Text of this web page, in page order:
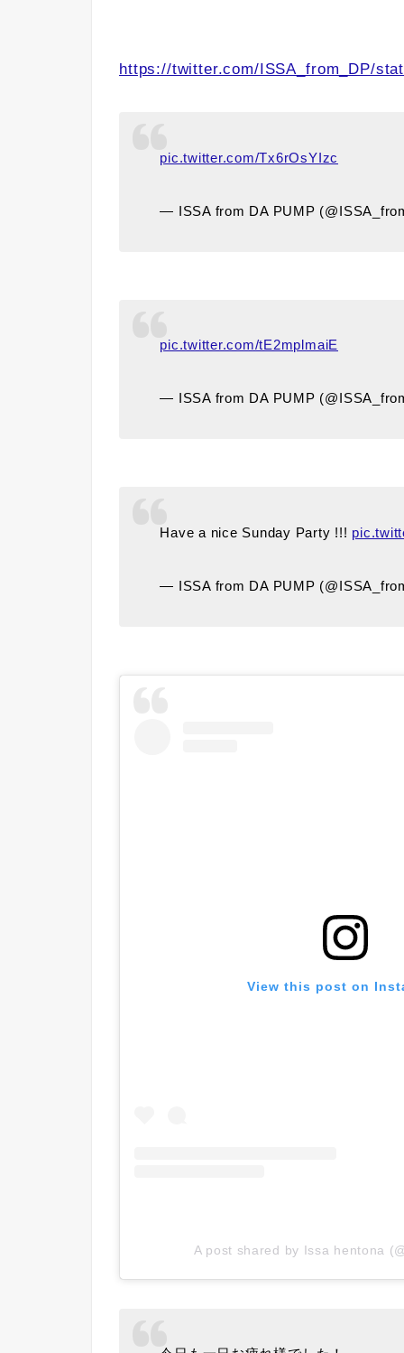
https://twitter.com/ISSA_from_DP/
pic.twitter.com/Tx6rOsYIzc
— ISSA from DA PUMP
pic.twitter.com/tE2mplmaiE
— ISSA from DA PUMP
Have a nice Sunday Party !!!
— ISSA from DA PUMP
View this post on
A post shared by Issa hentona